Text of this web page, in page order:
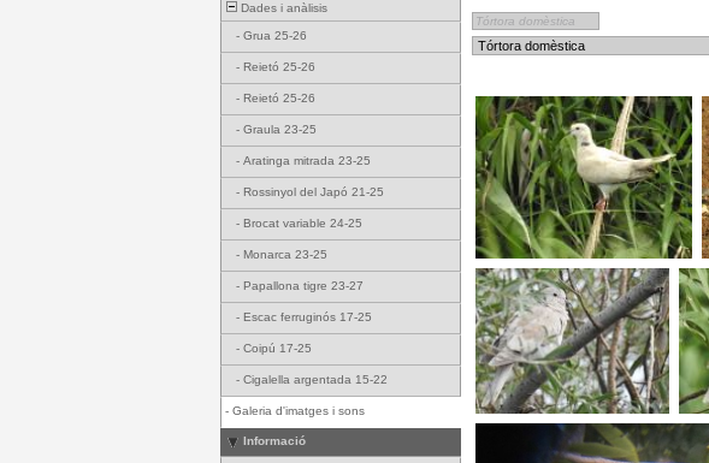
Dades i anàlisis
- Grua 25-26
- Reietó 25-26
- Reietó 25-26
- Graula 23-25
- Aratinga mitrada 23-25
- Rossinyol del Japó 21-25
- Brocat variable 24-25
- Monarca 23-25
- Papallona tigre 23-27
- Escac ferruginós 17-25
- Coipú 17-25
- Cigalella argentada 15-22
- Galeria d'imatges i sons
Informació